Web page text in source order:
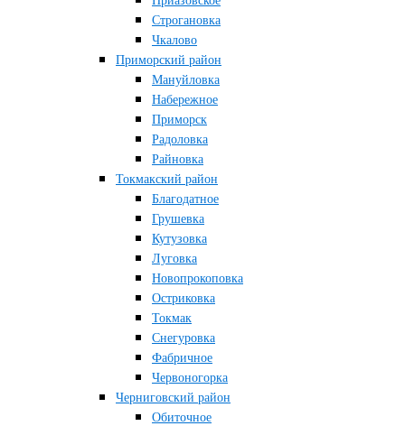
Строгановка
Чкалово
Приморский район
Мануйловка
Набережное
Приморск
Радоловка
Райновка
Токмакский район
Благодатное
Грушевка
Кутузовка
Луговка
Новопрокоповка
Остриковка
Токмак
Снегуровка
Фабричное
Червоногорка
Черниговский район
Обиточное